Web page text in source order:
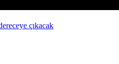
çıkacak